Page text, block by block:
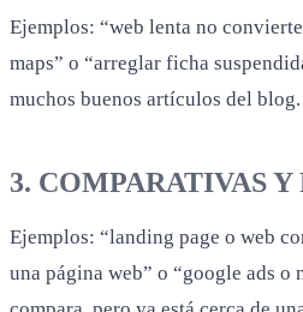
Ejemplos: “web lenta no
maps” o “arreglar ficha
muchos buenos artículos del blog.
3. COMPARATIVAS Y
Ejemplos: “landing page o web
una página web” o “google ads o